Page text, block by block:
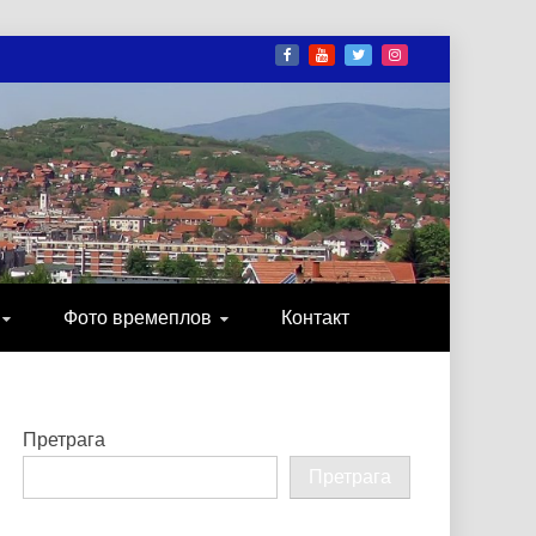
ЗАБАВА…
Фото времеплов Контакт
Претрага
Претрага